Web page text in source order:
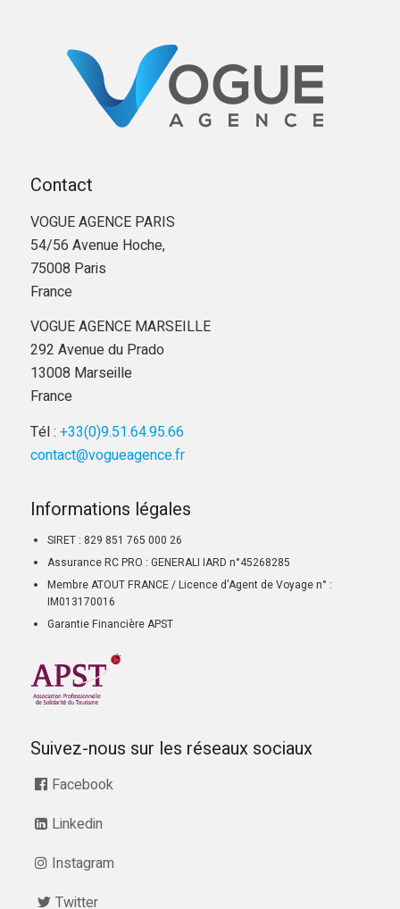
Contact
VOGUE AGENCE PARIS
54/56 Avenue Hoche,
75008 Paris
France
VOGUE AGENCE MARSEILLE
292 Avenue du Prado
13008 Marseille
France
Tél : +33(0)9.51.64.95.66
contact@vogueagence.fr
Informations légales
SIRET : 829 851 765 000 26
Assurance RC PRO : GENERALI IARD n°45268285
Membre ATOUT FRANCE / Licence d’Agent de Voyage n° :
IM013170016
Garantie Financière APST
Suivez-nous sur les réseaux sociaux
Facebook
Linkedin
Instagram
Twitter